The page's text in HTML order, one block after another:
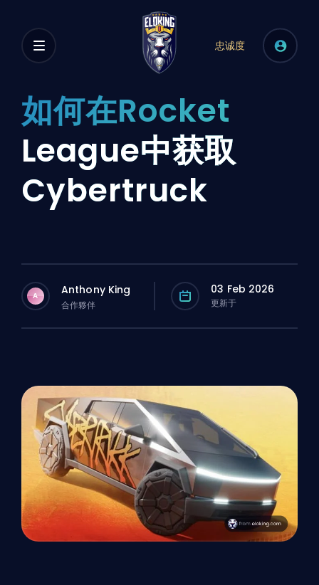
忠诚度
如何在Rocket
League中获取
Cybertruck
A Anthony King
合作夥伴
03 Feb 2026
更新于